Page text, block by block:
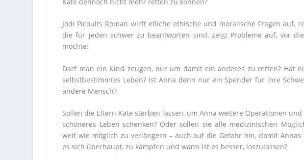
Jodi Picoults Roman wirft etliche ethische und moralische Fragen auf,
die für jeden schwer zu beantworten sind, zeigt Probleme auf, vor
möchte:
Darf man ein Kind zeugen, nur um damit ein anderes zu retten? Hat
selbstbestimmtes Leben? Ist Anna denn nur ein Spender für ihre
andere Mensch?
Sollen die Eltern Kate sterben lassen, um Anna weitere Operationen
schöneres Leben schenken? Oder sollen sie alle medizinischen
weit wie möglich zu verlängern – auch auf die Gefahr hin, damit
es sich überhaupt, zu kämpfen und wann ist es besser, loszulassen?